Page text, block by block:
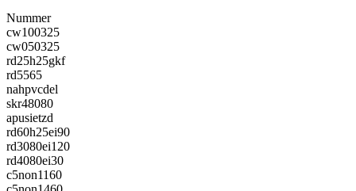
Nummer
cw100325
cw050325
rd25h25gkf
rd5565
nahpvcdel
skr48080
apusietzd
rd60h25ei90
rd3080ei120
rd4080ei30
c5non1160